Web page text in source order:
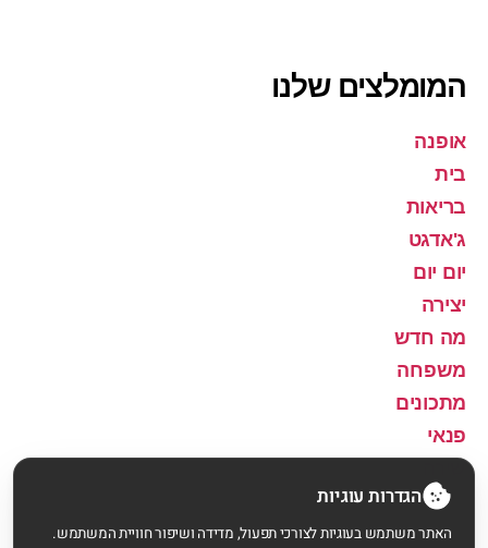
המומלצים שלנו
אופנה
בית
בריאות
ג'אדגט
יום יום
יצירה
מה חדש
משפחה
מתכונים
פנאי
הגדרות עוגיות
האתר משתמש בעוגיות לצורכי תפעול, מדידה ושיפור חוויית המשתמש.